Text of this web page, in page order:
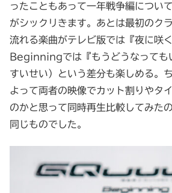
ったこともあって一年戦争編につい
がシックリきます。あとは最初のク
流れる楽曲がテレビ版では『夜に咲
Beginningでは『もうどうなっても
すいせい）という差分も楽しめる。
よって両者の映像でカット割りやタ
のかと思って同時再生比較してみた
同じものでした。